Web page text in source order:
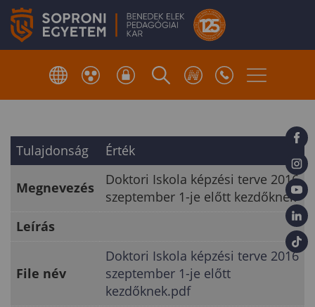
Tulajdonság Érték
Megnevezés
Doktori Iskola képzési terve 2016
szeptember 1-je előtt kezdőknek
Leírás
File név
Doktori Iskola képzési terve 2016
szeptember 1-je előtt
kezdőknek.pdf